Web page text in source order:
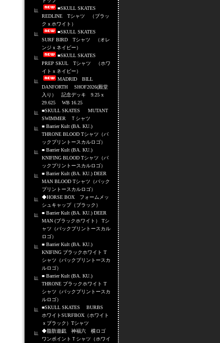
■SKULL SKATES
REDLINE Tシャツ （ブラッ
クｘホワイト）
■SKULL SKATES
SURF BIRD Tシャツ （オレ
ンジｘネイビー）
■SKULL SKATES
PREP SKUL Tシャツ （ホワ
イトｘネイビー）
MADRID BILL
DANFORTH SHOF2026(殿堂
入り） 記念デッキ 9.25 x
29.625 WB 16.25
■SKULL SKATES MUTANT
SWIMMER Ｔシャツ
■ Barrier Kult (BA. KU.)
THRONE BLOOD Tシャツ（バ
ックプリントースカルロゴ）
■ Barrier Kult (BA. KU.)
KNIFING BLOOD Tシャツ（バ
ックプリントースカルロゴ）
■ Barrier Kult (BA. KU.) DEER
MAN BLOOD Tシャツ（バック
プリントースカルロゴ）
◆HORSE BOX フォームメッ
シュキャップ（ブラック）
■ Barrier Kult (BA. KU.) DEER
MAN (ブラックホワイト） Tシ
ャツ（バックプリントースカル
ロゴ）
■ Barrier Kult (BA. KU.)
KNIFING ブラックホワイト T
シャツ（バックプリントースカ
ルロゴ）
■ Barrier Kult (BA. KU.)
THRONE ブラックホワイト T
シャツ（バックプリントースカ
ルロゴ）
■SKULL SKATES BURBS
ホワイトSURFBOX（ホワイト
ｘブラック）Tシャツ
◆脂肪遊戯 神福六 横ロゴ
ワンポイントＴシャツ（ホワイ